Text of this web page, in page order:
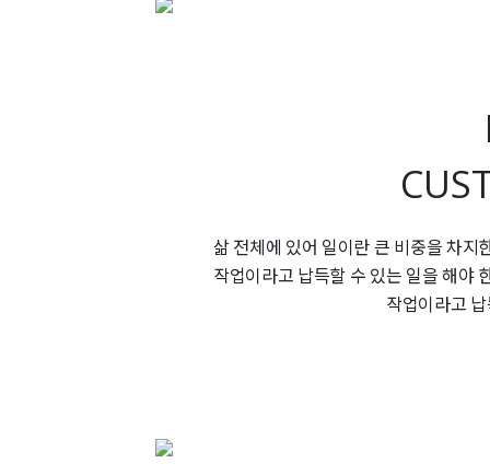
삶 전체에 있어 일이란 큰 비중을 차지
작업이라고 납득할 수 있는 일을 해야
작업이라고